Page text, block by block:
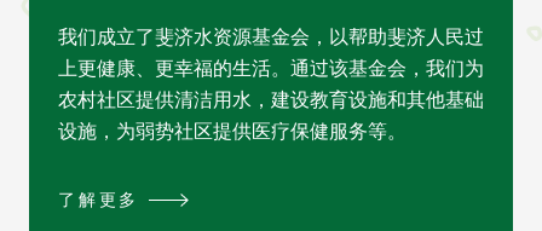
我们成立了斐济水资源基金会，以帮助斐济人民过
上更健康、更幸福的生活。通过该基金会，我们为
农村社区提供清洁用水，建设教育设施和其他基础
设施，为弱势社区提供医疗保健服务等。
了解更多